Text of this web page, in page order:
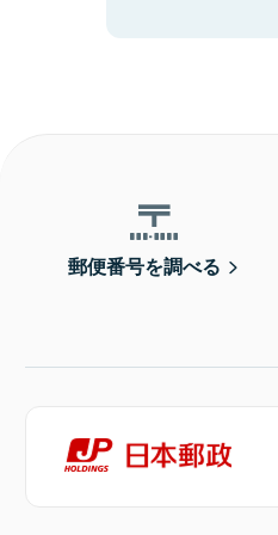
郵便番号を調べる